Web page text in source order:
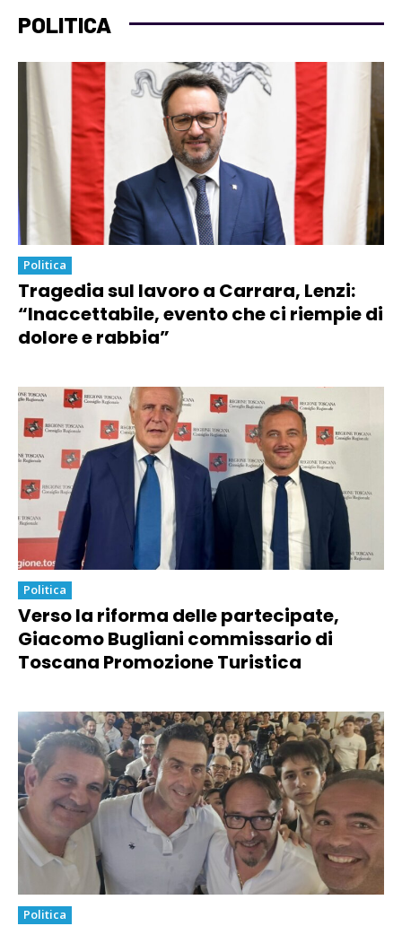
POLITICA
Politica
Tragedia sul lavoro a Carrara, Lenzi:
“Inaccettabile, evento che ci riempie di
dolore e rabbia”
Politica
Verso la riforma delle partecipate,
Giacomo Bugliani commissario di
Toscana Promozione Turistica
Politica